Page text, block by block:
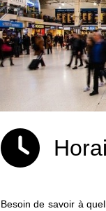
Besoin de savoir à